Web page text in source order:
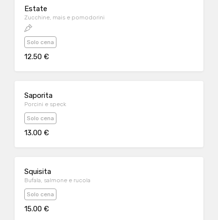
Estate
Zucchine, mais e pomodorini
Solo cena
12.50 €
Saporita
Porcini e speck
Solo cena
13.00 €
Squisita
Bufala, salmone e rucola
Solo cena
15.00 €